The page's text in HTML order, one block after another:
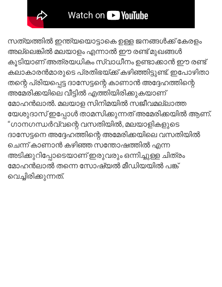
സത്യത്തിൽ ഇന്ത്യയൊട്ടാകെ ഉള്ള ജനങ്ങൾക്ക് കേരളം
അല്ലെങ്കിൽ മലയാളം എന്നാൽ ഈ രണ്ട് മുഖങ്ങൾ
കൂടിയാണ് അത്രയധികം സ്വാധീനം ഉണ്ടാക്കാൻ ഈ രണ്ട്
കലാകാരൻമാരുടെ പ്രതിഭയ്ക്ക് കഴിഞ്ഞിട്ടുണ്ട്. ഇപോഴിതാ
തന്റെ പ്രിയപ്പെട്ട ദാസേട്ടന്റെ കാണാൻ അദ്ദേഹത്തിന്റെ
അമേരിക്കയിലെ വീട്ടിൽ എത്തിയിരിക്കുകയാണ്
മോഹൻലാൽ. മലയാള സിനിമയിൽ സജീവമല്ലാത്ത
യേശുദാസ് ഇപ്പോൾ താമസിക്കുന്നത് അമേരിക്കയിൽ ആണ്.
“ഗാനഗന്ധർവ്വന്റെ വസതിയിൽ, മലയാളികളുടെ
ദാസേട്ടനെ അദ്ദേഹത്തിന്റെ അമേരിക്കയിലെ വസതിയിൽ
ചെന്ന് കാണാൻ കഴിഞ്ഞ സന്തോഷത്തിൽ എന്ന
അടിക്കുറിപ്പോടെയാണ് ഇരുവരും ഒന്നിച്ചുള്ള ചിത്രം
മോഹൻലാൽ തന്നെ സോഷ്യൽ മീഡിയയിൽ പങ്ക്
വെച്ചിരിക്കുന്നത്.